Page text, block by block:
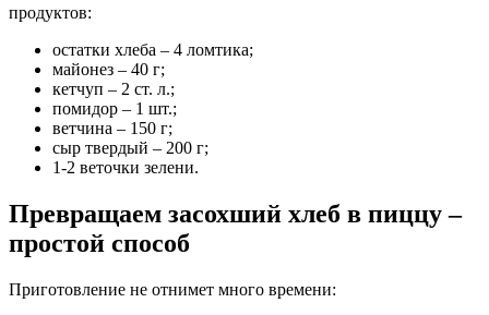
продуктов:
остатки хлеба – 4 ломтика;
майонез – 40 г;
кетчуп – 2 ст. л.;
помидор – 1 шт.;
ветчина – 150 г;
сыр твердый – 200 г;
1-2 веточки зелени.
Превращаем засохший хлеб в пиццу –
простой способ
Приготовление не отнимет много времени: